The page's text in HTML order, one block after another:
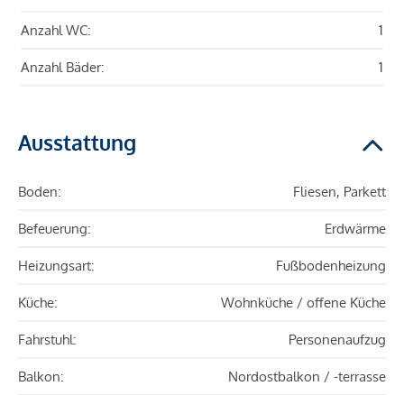
Anzahl WC: 1
Anzahl Bäder: 1
Ausstattung
Boden: Fliesen, Parkett
Befeuerung: Erdwärme
Heizungsart: Fußbodenheizung
Küche: Wohnküche / offene Küche
Fahrstuhl: Personenaufzug
Balkon: Nordostbalkon / -terrasse